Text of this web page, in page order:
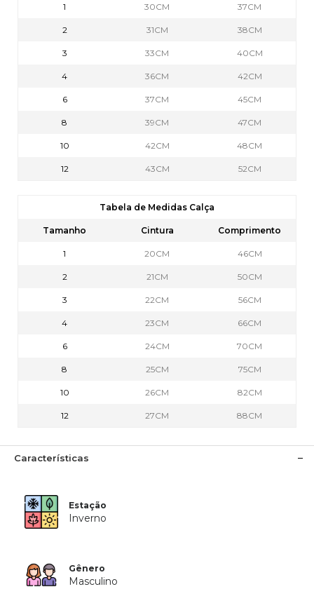
1 30CM 37CM
2 31CM 38CM
3 33CM 40CM
4 36CM 42CM
6 37CM 45CM
8 39CM 47CM
10 42CM 48CM
12 43CM 52CM
Tabela de Medidas Calça
Tamanho Cintura Comprimento
1 20CM 46CM
2 21CM 50CM
3 22CM 56CM
4 23CM 66CM
6 24CM 70CM
8 25CM 75CM
10 26CM 82CM
12 27CM 88CM
Características
Estação
Inverno
Gênero
Masculino